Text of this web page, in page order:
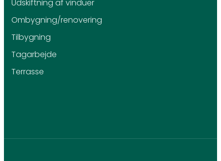
Udskiftning af vinduer
Ombygning/renovering
Tilbygning
Tagarbejde
Terrasse